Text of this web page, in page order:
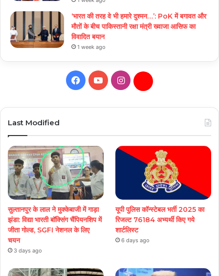
‘भारत की तरह वे भी हमारे दुश्मन…’: PoK में बगावत और
मौतों के बीच पाकिस्तानी रक्षा मंत्री ख्वाजा आसिफ का
विवादित बयान
1 week ago
Facebook
YouTubeInstagramDaily
Last Modified
सुल्तानपुर के लाल ने मुक्केबाजी में गाड़ा
झंडा: विद्या भारती बॉक्सिंग चैंपियनशिप में
जीता गोल्ड, SGFI नेशनल के लिए
चयन
3 days ago
यूपी पुलिस कॉन्स्टेबल भर्ती 2025 का
रिजल्ट 76184 अभ्यर्थी किए गये
शार्टलिस्ट
6 days ago